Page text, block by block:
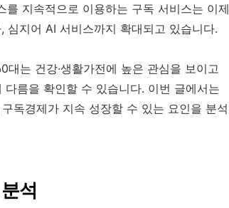
지속적으로 이용하는 구독 서비스는 이제
심지어 AI 서비스까지 확대되고 있습니다.
는 건강·생활가전에 높은 관심을 보이고
름을 확인할 수 있습니다. 이번 글에서는
독경제가 지속 성장할 수 있는 요인을 분석
석